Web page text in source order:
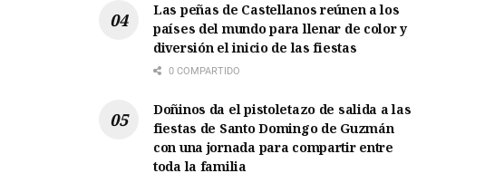
Las peñas de Castellanos reúnen a los
países del mundo para llenar de color y
diversión el inicio de las fiestas
0 COMPARTIDO
Doñinos da el pistoletazo de salida a las
fiestas de Santo Domingo de Guzmán
con una jornada para compartir entre
toda la familia